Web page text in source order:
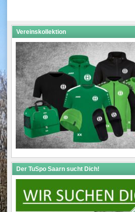
Vereinskollektion
Der TuSpo Saarn sucht Dich!